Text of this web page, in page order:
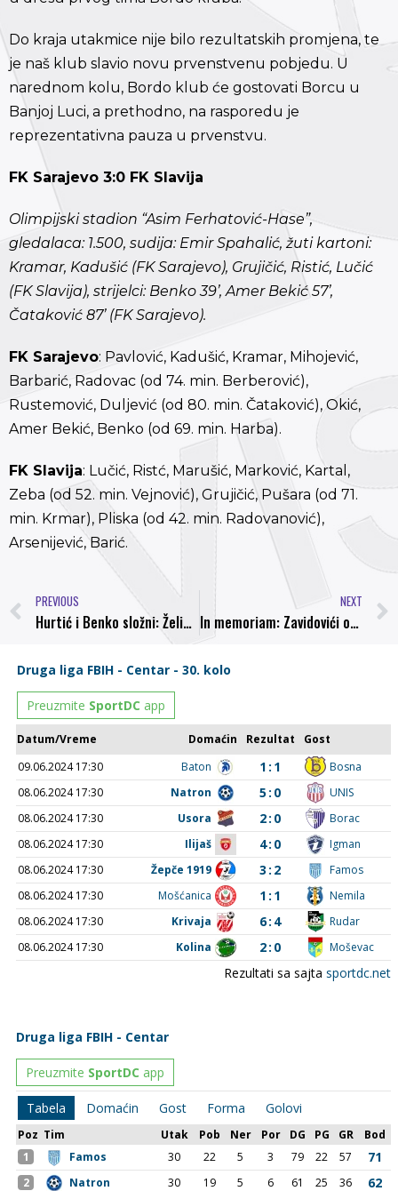
Do kraja utakmice nije bilo rezultatskih promjena, te
je naš klub slavio novu prvenstvenu pobjedu. U
narednom kolu, Bordo klub će gostovati Borcu u
Banjoj Luci, a prethodno, na rasporedu je
reprezentativna pauza u prvenstvu.
FK Sarajevo 3:0 FK Slavija
Olimpijski stadion “Asim Ferhatović-Hase”,
gledalaca: 1.500, sudija: Emir Spahalić, žuti kartoni:
Kramar, Kadušić (FK Sarajevo), Grujičić, Ristić, Lučić
(FK Slavija), strijelci: Benko 39’, Amer Bekić 57’,
Čataković 87’ (FK Sarajevo).
FK Sarajevo: Pavlović, Kadušić, Kramar, Mihojević,
Barbarić, Radovac (od 74. min. Berberović),
Rustemović, Duljević (od 80. min. Čataković), Okić,
Amer Bekić, Benko (od 69. min. Harba).
FK Slavija: Lučić, Ristć, Marušić, Marković, Kartal,
Zeba (od 52. min. Vejnović), Grujičić, Pušara (od 71.
min. Krmar), Pliska (od 42. min. Radovanović),
Arsenijević, Barić.
PREVIOUS
Hurtić i Benko složni: Želimo pobjedu protiv Slavije
NEXT
In memoriam: Zavidovići ostali bez Vildana Hamidičevića